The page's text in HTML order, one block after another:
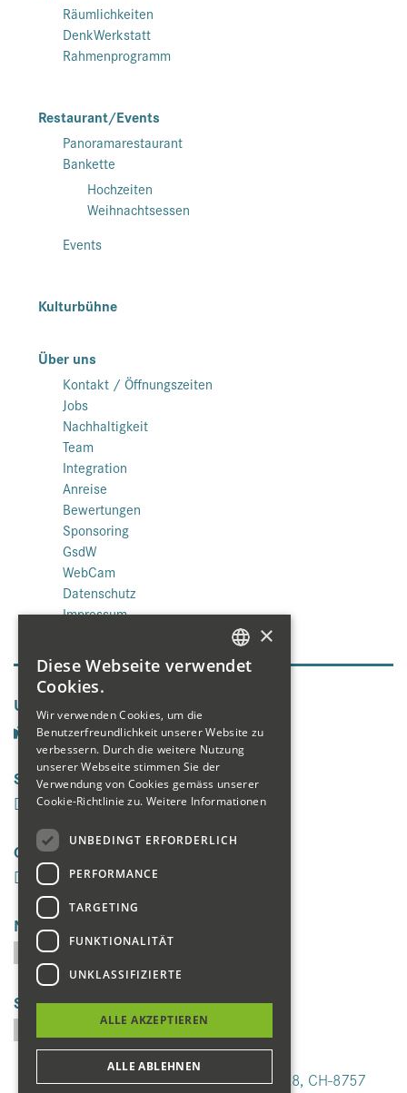
Räumlichkeiten
DenkWerkstatt
Rahmenprogramm
Restaurant/Events
Panoramarestaurant
Bankette
Hochzeiten
Weihnachtsessen
Events
Kulturbühne
Über uns
Kontakt / Öffnungszeiten
Jobs
Nachhaltigkeit
Team
Integration
Anreise
Bewertungen
Sponsoring
GsdW
WebCam
Datenschutz
Impressum
Unsere Seiten
Social Media
Galerie
Newsletter
Suchen
Seminarhotel Lihn, Panoramastrasse 28, CH-8757
GERMAN
FRENCH
×
Diese Webseite verwendet
Cookies.
Wir verwenden Cookies, um die
Benutzerfreundlichkeit unserer Website zu
verbessern. Durch die weitere Nutzung
unserer Webseite stimmen Sie der
Verwendung von Cookies gemäss unserer
Cookie-Richtlinie zu. Weitere Informationen
UNBEDINGT ERFORDERLICH
PERFORMANCE
TARGETING
FUNKTIONALITÄT
UNKLASSIFIZIERTE
ALLE AKZEPTIEREN
ALLE ABLEHNEN